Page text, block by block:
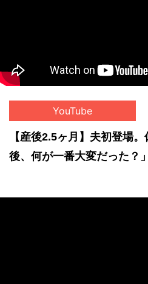
YouTube
【産後2.5ヶ月】夫初登場
後、何が一番大変だった？